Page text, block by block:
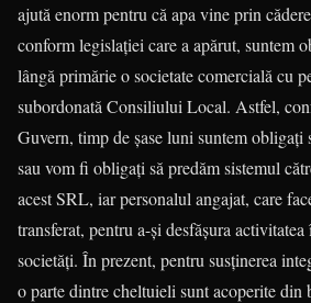
ajută enorm pentru că apa vine prin
conform legislaţiei care a apărut, suntem
lângă primărie o societate comercială cu
subor­donată Consiliului Local. Astfel,
Guvern, timp de şase luni suntem
sau vom fi obligaţi să predăm sistemul
acest SRL, iar perso­nalul angajat, care
transferat, pentru a-şi desfăşura
societăţi. În prezent, pentru susţinerea
o parte dintre cheltuieli sunt acoperite din